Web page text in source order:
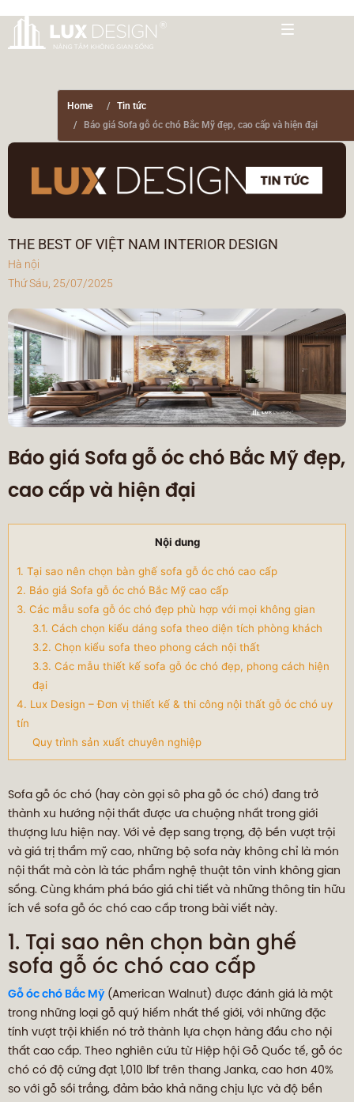
Home
Tin tức
Báo giá Sofa gỗ óc chó Bắc Mỹ đẹp, cao cấp và hiện đại
THE BEST OF VIỆT NAM INTERIOR DESIGN
Hà nội
Thứ Sáu, 25/07/2025
Báo giá Sofa gỗ óc chó Bắc Mỹ đẹp,
cao cấp và hiện đại
Nội dung
1. Tại sao nên chọn bàn ghế sofa gỗ óc chó cao cấp
2. Báo giá Sofa gỗ óc chó Bắc Mỹ cao cấp
3. Các mẫu sofa gỗ óc chó đẹp phù hợp với mọi không gian
3.1. Cách chọn kiểu dáng sofa theo diện tích phòng khách
3.2. Chọn kiểu sofa theo phong cách nội thất
3.3. Các mẫu thiết kế sofa gỗ óc chó đẹp, phong cách hiện
đại
4. Lux Design – Đơn vị thiết kế & thi công nội thất gỗ óc chó uy
tín
Quy trình sản xuất chuyên nghiệp
Sofa gỗ óc chó (hay còn gọi sô pha gỗ óc chó) đang trở
thành xu hướng nội thất được ưa chuộng nhất trong giới
thượng lưu hiện nay. Với vẻ đẹp sang trọng, độ bền vượt trội
và giá trị thẩm mỹ cao, những bộ sofa này không chỉ là món
nội thất mà còn là tác phẩm nghệ thuật tôn vinh không gian
sống. Cùng khám phá báo giá chi tiết và những thông tin hữu
ích về sofa gỗ óc chó cao cấp trong bài viết này.
1. Tại sao nên chọn bàn ghế
sofa gỗ óc chó cao cấp
Gỗ óc chó Bắc Mỹ(American Walnut) được đánh giá là một
trong những loại gỗ quý hiếm nhất thế giới, với những đặc
tính vượt trội khiến nó trở thành lựa chọn hàng đầu cho nội
thất cao cấp. Theo nghiên cứu từ Hiệp hội Gỗ Quốc tế, gỗ óc
chó có độ cứng đạt 1,010 lbf trên thang Janka, cao hơn 40%
so với gỗ sồi trắng, đảm bảo khả năng chịu lực và độ bền